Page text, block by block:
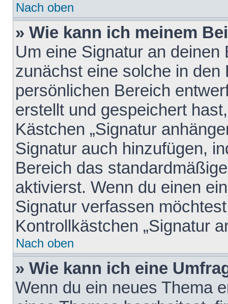
Nach oben
» Wie kann ich meinem
Um eine Signatur an
zunächst eine solche in den
persönlichen Bereich
erstellt und gespeichert
Kästchen „Signatur
Signatur auch hinzufügen,
Bereich das
aktivierst. Wenn du einen
Signatur verfassen
Kontrollkästchen „Signatur
Nach oben
» Wie kann ich eine
Wenn du ein neues Thema